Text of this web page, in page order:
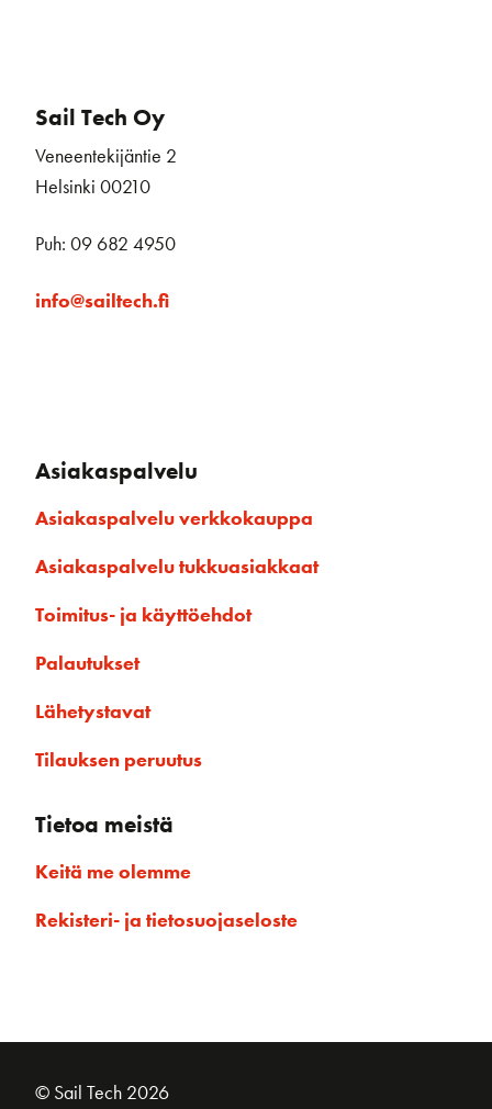
Sail Tech Oy
Veneentekijäntie 2
Helsinki 00210
Puh: 09 682 4950
info@sailtech.fi
Asiakaspalvelu
Asiakaspalvelu verkkokauppa
Asiakaspalvelu tukkuasiakkaat
Toimitus- ja käyttöehdot
Palautukset
Lähetystavat
Tilauksen peruutus
Tietoa meistä
Keitä me olemme
Rekisteri- ja tietosuojaseloste
© Sail Tech 2026